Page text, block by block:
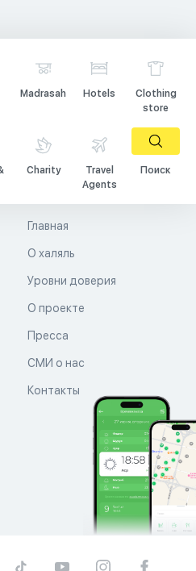
Madrasah Hotels
Clothing
store
Charity
Travel
Agents
Поиск
Главная
О халяль
Уровни доверия
О проекте
Пресса
СМИ о нас
Контакты